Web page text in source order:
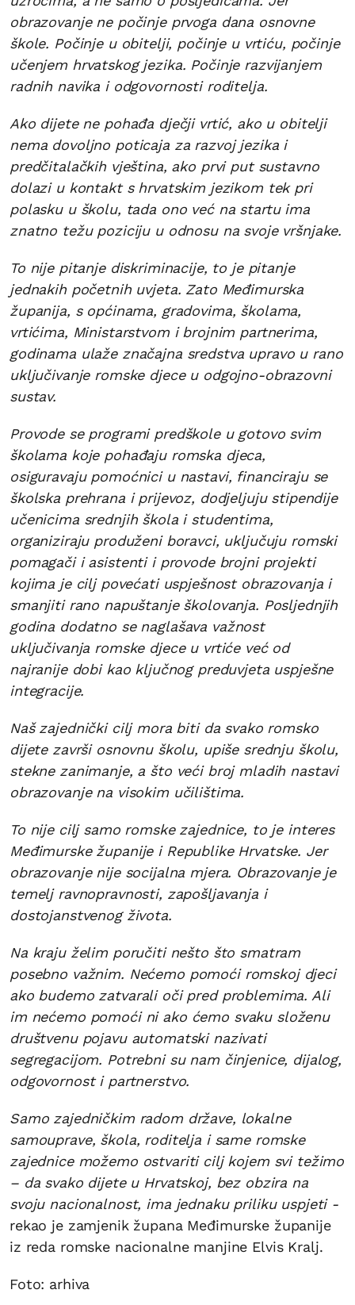
obrazovanje ne počinje prvoga dana osnovne
škole. Počinje u obitelji, počinje u vrtiću, počinje
učenjem hrvatskog jezika. Počinje razvijanjem
radnih navika i odgovornosti roditelja.
Ako dijete ne pohađa dječji vrtić, ako u obitelji
nema dovoljno poticaja za razvoj jezika i
predčitalačkih vještina, ako prvi put sustavno
dolazi u kontakt s hrvatskim jezikom tek pri
polasku u školu, tada ono već na startu ima
znatno težu poziciju u odnosu na svoje vršnjake.
To nije pitanje diskriminacije, to je pitanje
jednakih početnih uvjeta. Zato Međimurska
županija, s općinama, gradovima, školama,
vrtićima, Ministarstvom i brojnim partnerima,
godinama ulaže značajna sredstva upravo u rano
uključivanje romske djece u odgojno-obrazovni
sustav.
Provode se programi predškole u gotovo svim
školama koje pohađaju romska djeca,
osiguravaju pomoćnici u nastavi, financiraju se
školska prehrana i prijevoz, dodjeljuju stipendije
učenicima srednjih škola i studentima,
organiziraju produženi boravci, uključuju romski
pomagači i asistenti i provode brojni projekti
kojima je cilj povećati uspješnost obrazovanja i
smanjiti rano napuštanje školovanja. Posljednjih
godina dodatno se naglašava važnost
uključivanja romske djece u vrtiće već od
najranije dobi kao ključnog preduvjeta uspješne
integracije.
Naš zajednički cilj mora biti da svako romsko
dijete završi osnovnu školu, upiše srednju školu,
stekne zanimanje, a što veći broj mladih nastavi
obrazovanje na visokim učilištima.
To nije cilj samo romske zajednice, to je interes
Međimurske županije i Republike Hrvatske. Jer
obrazovanje nije socijalna mjera. Obrazovanje je
temelj ravnopravnosti, zapošljavanja i
dostojanstvenog života.
Na kraju želim poručiti nešto što smatram
posebno važnim. Nećemo pomoći romskoj djeci
ako budemo zatvarali oči pred problemima. Ali
im nećemo pomoći ni ako ćemo svaku složenu
društvenu pojavu automatski nazivati
segregacijom. Potrebni su nam činjenice, dijalog,
odgovornost i partnerstvo.
Samo zajedničkim radom države, lokalne
samouprave, škola, roditelja i same romske
zajednice možemo ostvariti cilj kojem svi težimo
– da svako dijete u Hrvatskoj, bez obzira na
svoju nacionalnost, ima jednaku priliku uspjeti -
rekao je zamjenik župana Međimurske županije
iz reda romske nacionalne manjine Elvis Kralj.
Foto: arhiva